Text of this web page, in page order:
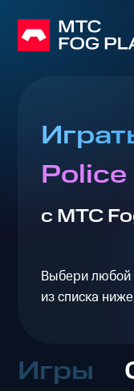
с МТС
Выбери любой
из списка
Игры